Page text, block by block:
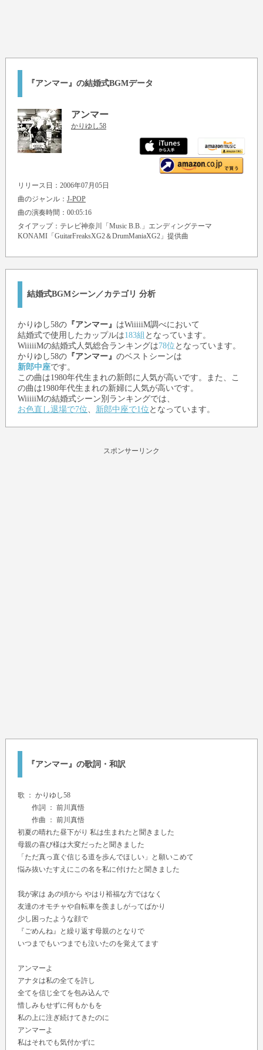
『アンマー』の結婚式BGMデータ
アンマー
かりゆし58
リリース日：2006年07月05日
曲のジャンル： J-POP
曲の演奏時間：00:05:16
タイアップ：テレビ神奈川「Music B.B.」エンディングテーマ
KONAMI「GuitarFreaksXG2＆DrumManiaXG2」提供曲
結婚式BGMシーン／カテゴリ 分析
かりゆし58の『アンマー』 はWiiiiiM調べにおいて
結婚式で使用したカップルは183組 となっています。
WiiiiiMの結婚式人気総合ランキングは78位 となっています。
かりゆし58の『アンマー』 のベストシーンは
新郎中座です。
この曲は1980年代生まれの新郎に人気が高いです。また、こ
の曲は1980年代生まれの新婦に人気が高いです。
WiiiiiMの結婚式シーン別ランキングでは、
お色直し退場で7位
新郎中座で1位 となっています。
スポンサーリンク
『アンマー』の歌詞・和訳
歌 ： かりゆし58
作詞 ： 前川真悟
作曲 ： 前川真悟
初夏の晴れた昼下がり 私は生まれたと聞きました
母親の喜び様は大変だったと聞きました
「ただ真っ直ぐ信じる道を歩んでほしい」と願いこめて
悩み抜いたすえにこの名を私に付けたと聞きました
我が家は あの頃から やはり裕福な方ではなく
友達のオモチャや自転車を羨ましがってばかり
少し困ったような顔で
『ごめんね』と繰り返す母親のとなりで
いつまでもいつまでも泣いたのを覚えてます
アンマーよ
アナタは私の全てを許し
全てを信じ全てを包み込んで
惜しみもせずに何もかもを
私の上に注ぎ続けてきたのに
アンマーよ
私はそれでも気付かずに